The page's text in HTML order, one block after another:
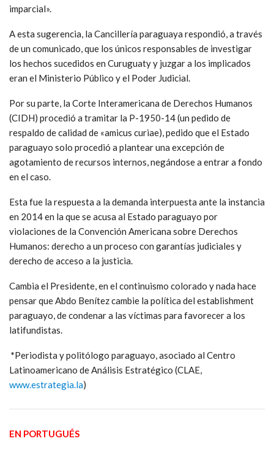
imparcial».
A esta sugerencia, la Cancillería paraguaya respondió, a través
de un comunicado, que los únicos responsables de investigar
los hechos sucedidos en Curuguaty y juzgar a los implicados
eran el Ministerio Público y el Poder Judicial.
Por su parte, la Corte Interamericana de Derechos Humanos
(CIDH) procedió a tramitar la P-1950-14 (un pedido de
respaldo de calidad de «amicus curiae), pedido que el Estado
paraguayo solo procedió a plantear una excepción de
agotamiento de recursos internos, negándose a entrar a fondo
en el caso.
Esta fue la respuesta a la demanda interpuesta ante la instancia
en 2014 en la que se acusa al Estado paraguayo por
violaciones de la Convención Americana sobre Derechos
Humanos: derecho a un proceso con garantías judiciales y
derecho de acceso a la justicia.
Cambia el Presidente, en el continuismo colorado y nada hace
pensar que Abdo Benítez cambie la política del establishment
paraguayo, de condenar a las víctimas para favorecer a los
latifundistas.
*Periodista y politólogo paraguayo, asociado al Centro
Latinoamericano de Análisis Estratégico (CLAE,
www.estrategia.la)
EN PORTUGUÉS